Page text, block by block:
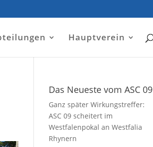
Hauptverein
Das Neueste vom ASC 09
Ganz später Wirkungstreffer:
ASC 09 scheitert im
Westfalenpokal an Westfalia
Rhynern